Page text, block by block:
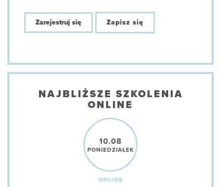
Zarejestruj się Zapisz się
NAJBLIŻSZE SZKOLENIA
ONLINE
10.08
PONIEDZIAŁEK
ONLINE